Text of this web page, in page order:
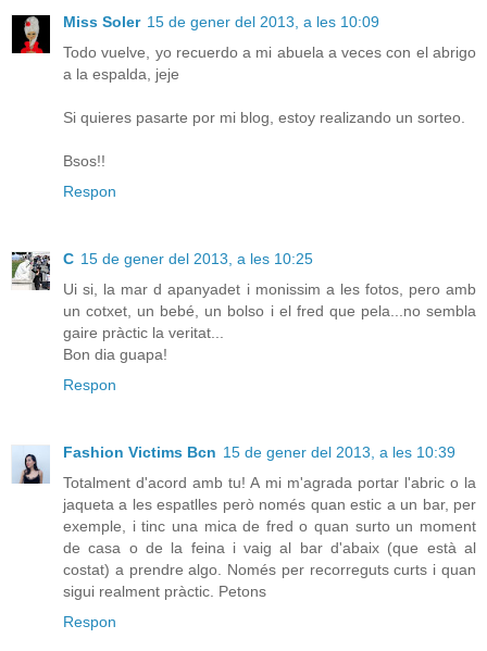
Miss Soler 15 de gener del 2013, a les 10:09
Todo vuelve, yo recuerdo a mi abuela a veces con el abrigo
a la espalda, jeje
Si quieres pasarte por mi blog, estoy realizando un sorteo.
Bsos!!
Respon
C 15 de gener del 2013, a les 10:25
Ui si, la mar d apanyadet i monissim a les fotos, pero amb
un cotxet, un bebé, un bolso i el fred que pela...no sembla
gaire pràctic la veritat...
Bon dia guapa!
Respon
Fashion Victims Bcn 15 de gener del 2013, a les 10:39
Totalment d'acord amb tu! A mi m'agrada portar l'abric o la
jaqueta a les espatlles però només quan estic a un bar, per
exemple, i tinc una mica de fred o quan surto un moment
de casa o de la feina i vaig al bar d'abaix (que està al
costat) a prendre algo. Només per recorreguts curts i quan
sigui realment pràctic. Petons
Respon